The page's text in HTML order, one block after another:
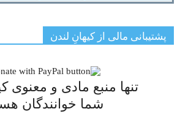
پشتیبانی مالی از کیهانِ لندن
تنها منبع مادی و معنوی
شما خوانندگان